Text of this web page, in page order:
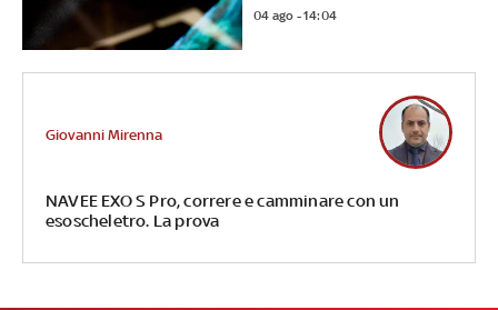
04 ago - 14:04
NAVEE EXO S Pro, correre e camminare con un
esoscheletro. La prova
Giovanni Mirenna